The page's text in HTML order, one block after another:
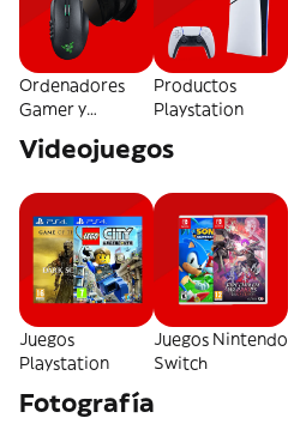
Ordenadores
Gamer y
Accesorios
Productos
Playstation
Videojuegos
Juegos
Playstation
Juegos Nintendo
Switch
Fotografía